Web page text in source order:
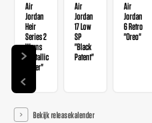
Air
Jordan
Heir
Series 2
Wmns
"Metallic
Silver"
Air
Jordan
17 Low
SP
"Black
Patent"
Air
Jordan
6 Retro
"Oreo"
Bekijk releasekalender